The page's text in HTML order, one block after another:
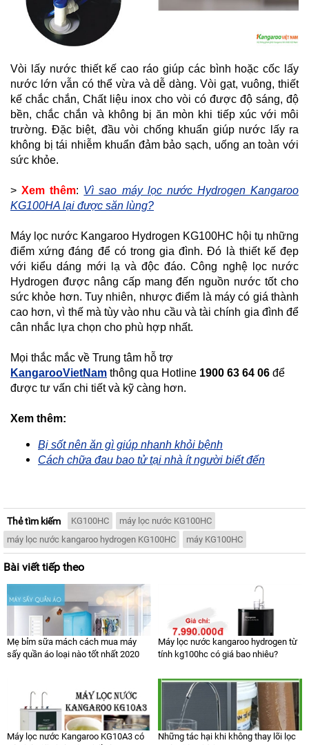
Vòi lấy nước thiết kế cao ráo giúp các bình hoặc cốc lấy
nước lớn vẫn có thể vừa và dễ dàng. Vòi gạt, vuông, thiết
kế chắc chắn, Chất liệu inox cho vòi có được độ sáng, độ
bền, chắc chắn và không bị ăn mòn khi tiếp xúc với môi
trường. Đặc biệt, đầu vòi chống khuẩn giúp nước lấy ra
không bị tái nhiễm khuẩn đảm bảo sạch, uống an toàn với
sức khỏe.
>Xem thêm: Vì sao máy lọc nước Hydrogen Kangaroo
KG100HA lại được săn lùng?
Máy lọc nước Kangaroo Hydrogen KG100HC hội tụ những
điểm xứng đáng để có trong gia đình. Đó là thiết kế đẹp
với kiểu dáng mới lạ và độc đáo. Công nghệ lọc nước
Hydrogen được nâng cấp mang đến nguồn nước tốt cho
sức khỏe hơn. Tuy nhiên, nhược điểm là máy có giá thành
cao hơn, vì thế mà tùy vào nhu cầu và tài chính gia đình để
cân nhắc lựa chọn cho phù hợp nhất.
Mọi thắc mắc về Trung tâm hỗ trợ
KangarooVietNam thông qua Hotline 1900 63 64 06 để
được tư vấn chi tiết và kỹ càng hơn.
Xem thêm:
Bị sốt nên ăn gì giúp nhanh khỏi bệnh
Cách chữa đau bao tử tại nhà ít người biết đến
Thẻ tìm kiếm KG100HC
máy lọc nước KG100HC
máy lọc nước kangaroo hydrogen KG100HC
máy KG100HC
Bài viết tiếp theo
Mẹ bỉm sữa mách cách mua máy
sấy quần áo loại nào tốt nhất 2020
Máy lọc nước kangaroo hydrogen từ
tính kg100hc có giá bao nhiêu?
Máy lọc nước Kangaroo KG10A3 có
Những tác hại khi không thay lõi lọc